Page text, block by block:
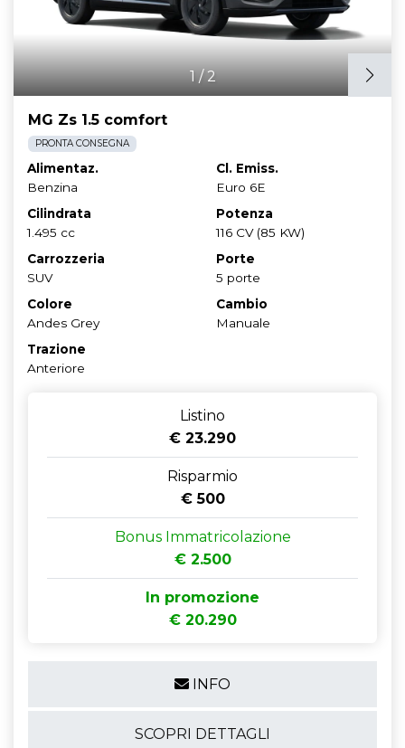
1/2
MG Zs 1.5 comfort
PRONTA CONSEGNA
Alimentaz.
Benzina
Cl. Emiss.
Euro 6E
Cilindrata
1.495 cc
Potenza
116 CV (85 KW)
Carrozzeria
SUV
Porte
5 porte
Colore
Andes Grey
Cambio
Manuale
Trazione
Anteriore
Listino
€ 23.290
Risparmio
€ 500
Bonus Immatricolazione
€ 2.500
In promozione
€ 20.290
INFO
SCOPRI DETTAGLI